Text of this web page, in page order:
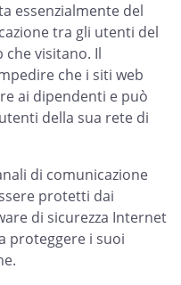
essenzialmente del
tra gli utenti del
visitano. Il
che i siti web
ai dipendenti e può
della sua rete di
di comunicazione
protetti dai
di sicurezza Internet
proteggere i suoi